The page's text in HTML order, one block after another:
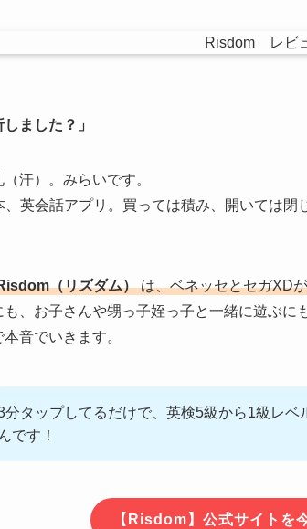
ました？」
汗）。みらいです。
、英会話アプリ。買っては積み、開いては
（リズダム）は、ベネッセとセガXD
、お子さんや甥っ子姪っ子と一緒に遊ぶに
音でいきます。
分タップしてるだけで、英検5級から1級レベ
んです！
【Risdom】公式サイトを